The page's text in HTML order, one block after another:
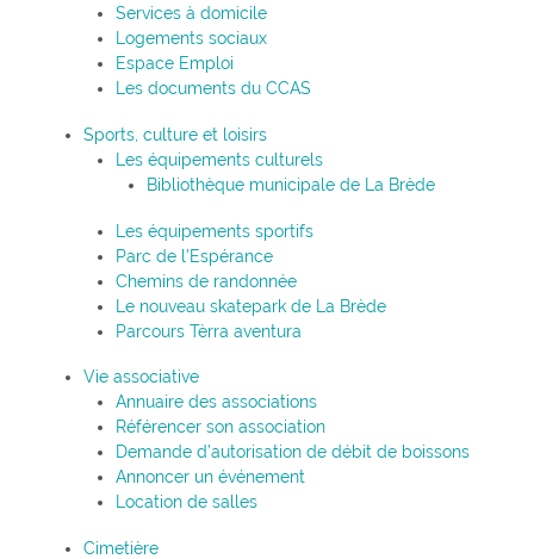
Services à domicile
Logements sociaux
Espace Emploi
Les documents du CCAS
Sports, culture et loisirs
Les équipements culturels
Bibliothèque municipale de La Brède
Les équipements sportifs
Parc de l’Espérance
Chemins de randonnée
Le nouveau skatepark de La Brède
Parcours Tèrra aventura
Vie associative
Annuaire des associations
Référencer son association
Demande d’autorisation de débit de boissons
Annoncer un événement
Location de salles
Cimetière